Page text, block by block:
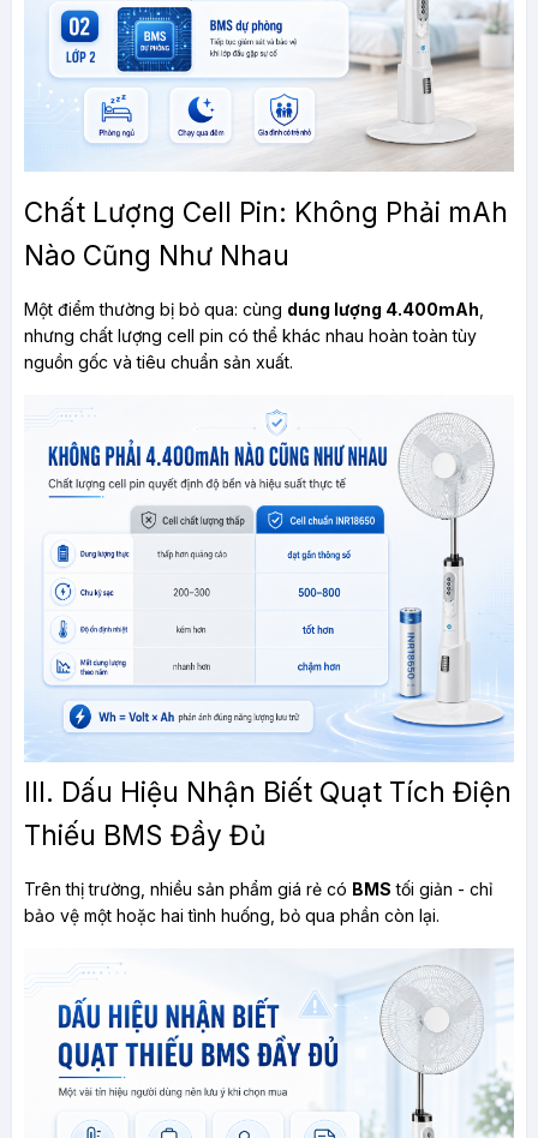
Chất Lượng Cell Pin: Không Phải mAh
Nào Cũng Như Nhau
Một điểm thường bị bỏ qua: cùng dung lượng 4.400mAh
nhưng chất lượng cell pin có thể khác nhau hoàn toàn tùy
nguồn gốc và tiêu chuẩn sản xuất.
III. Dấu Hiệu Nhận Biết Quạt Tích Điện
Thiếu BMS Đầy Đủ
Trên thị trường, nhiều sản phẩm giá rẻ có BMS tối giản - chỉ
bảo vệ một hoặc hai tình huống, bỏ qua phần còn lại.